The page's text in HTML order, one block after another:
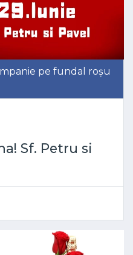
pe fundal roșu
Sf. Petru si